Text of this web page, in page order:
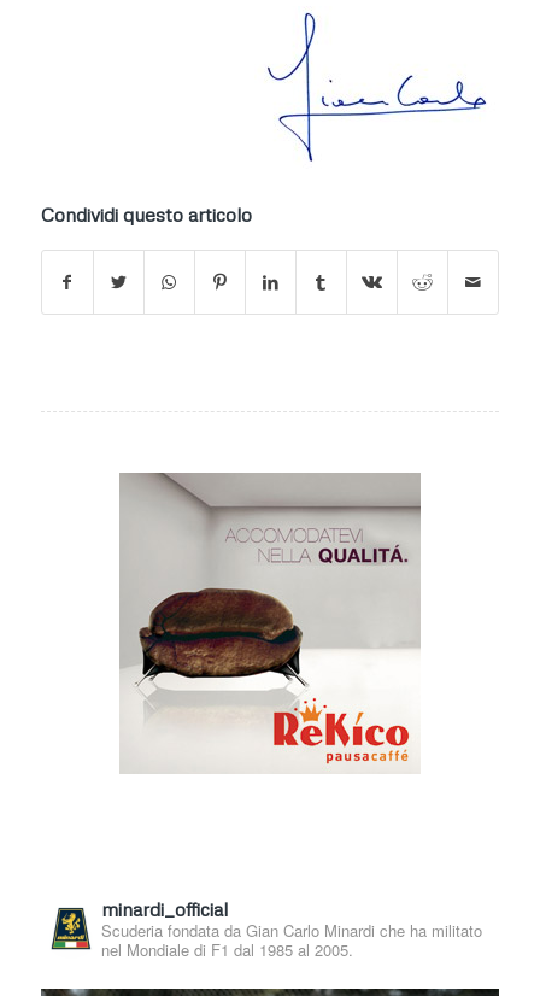
Condividi questo articolo
minardi_official
Scuderia fondata da Gian Carlo Minardi che ha militato
nel Mondiale di F1 dal 1985 al 2005.